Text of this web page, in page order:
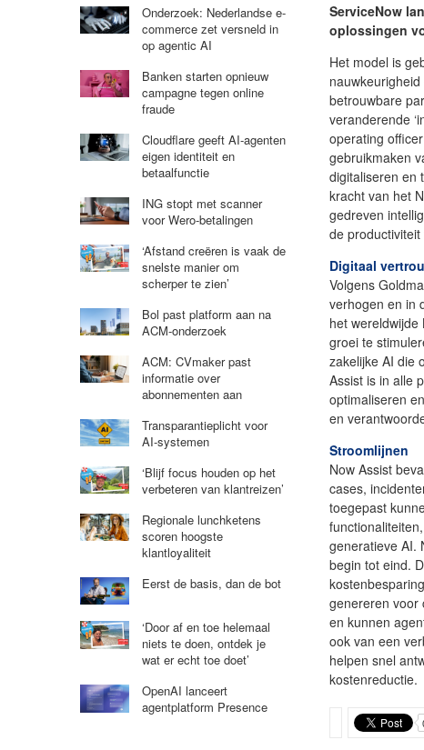
ServiceNow
oplossingen
Het model is
betrouwbare
veranderende
operating
gebruikmaken
digitaliseren en
kracht van het
gedreven
de
Digitaal
Volgens
verhogen en in
het wereldwijde
groei te
zakelijke AI die
Assist is in alle
optimaliseren
en
Stroomlijnen
Now Assist
cases,
toegepast
generatieve AI.
begin tot eind.
genereren voor
en kunnen
ook van een
helpen snel
kostenreductie.
Onderzoek: Nederlandse e-
commerce zet versneld in
op agentic AI
Banken starten opnieuw
campagne tegen online
fraude
Cloudflare geeft AI-agenten
eigen identiteit en
betaalfunctie
ING stopt met scanner
voor Wero-betalingen
‘Afstand creëren is vaak de
snelste manier om
scherper te zien’
Bol past platform aan na
ACM-onderzoek
ACM: CVmaker past
informatie over
abonnementen aan
Transparantieplicht voor
AI-systemen
‘Blijf focus houden op het
verbeteren van klantreizen’
Regionale lunchketens
scoren hoogste
klantloyaliteit
Eerst de basis, dan de bot
‘Door af en toe helemaal
niets te doen, ontdek je
wat er echt toe doet’
OpenAI lanceert
agentplatform Presence